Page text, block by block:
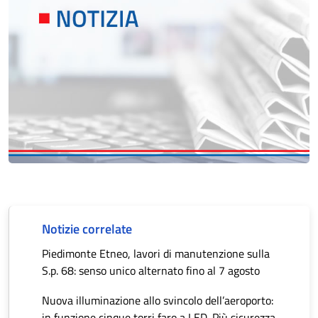
Notizie correlate
Piedimonte Etneo, lavori di manutenzione sulla
S.p. 68: senso unico alternato fino al 7 agosto
Nuova illuminazione allo svincolo dell’aeroporto: